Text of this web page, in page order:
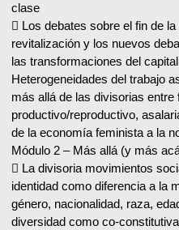
clase
 Los debates sobre el fin de
revitalización y los nuevos
las transformaciones del
Heterogeneidades del trabajo
más allá de las divisorias entre
productivo/reproductivo,
de la economía feminista a la
Módulo 2 – Más allá (y más
 La divisoria movimientos
identidad como diferencia a la
género, nacionalidad, raza,
diversidad como co-